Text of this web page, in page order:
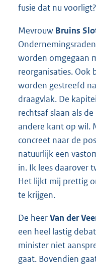
fusie dat nu voorligt?
Mevrouw Bruins
worden omgegaan
reorganisaties. Ook
worden gestreefd
draagvlak. De
rechtsaf slaan als
andere kant op wil.
concreet naar de
natuurlijk een
in. Ik lees daarover
Het lijkt mij prettig
te krijgen.
De heerVan der
een heel lastig
minister niet
gaat. Bovendien